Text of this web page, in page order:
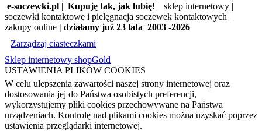
e-soczewki.pl | Kupuję tak, jak lubię! | sklep internetowy |
soczewki kontaktowe i pielęgnacja soczewek kontaktowych |
zakupy online | działamy już 23 lata 2003 -2026
Zarządzaj ciasteczkami
Sklep internetowy shopGold
USTAWIENIA PLIKÓW COOKIES
W celu ulepszenia zawartości naszej strony internetowej oraz
dostosowania jej do Państwa osobistych preferencji,
wykorzystujemy pliki cookies przechowywane na Państwa
urządzeniach. Kontrolę nad plikami cookies można uzyskać poprzez
ustawienia przeglądarki internetowej.